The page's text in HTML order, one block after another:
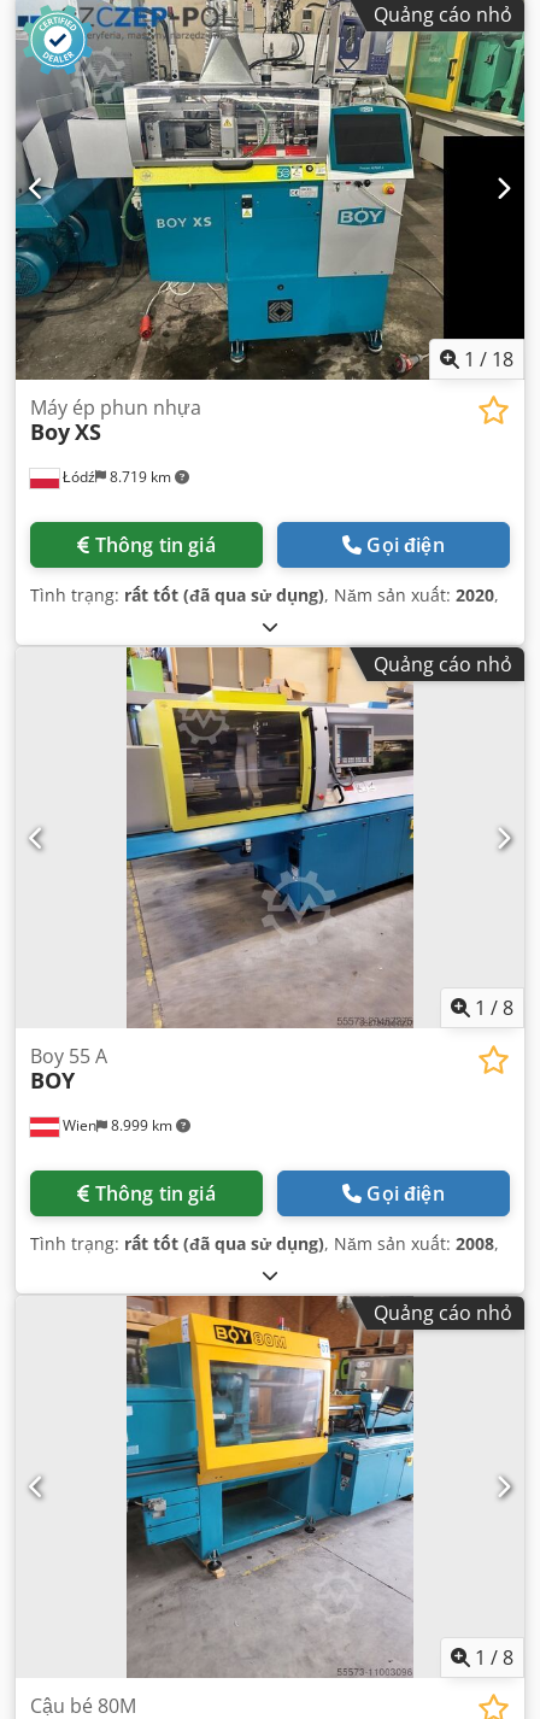
Quảng cáo nhỏ
1 / 18
Łódź 8.719 km
Máy ép phun nhựa
BoyXS
Thông tin giá Gọi điện
Tình trạng: rất tốt (đã qua sử dụng), Năm sản xuất: 2020,
Quảng cáo nhỏ
1 /8
Wien 8.999 km
Boy 55 A
BOY
Thông tin giá Gọi điện
Tình trạng: rất tốt (đã qua sử dụng), Năm sản xuất: 2008,
Quảng cáo nhỏ
1 /8
Cậu bé 80M